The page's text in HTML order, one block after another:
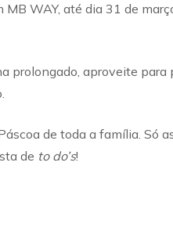
MB WAY, até dia 31 de
prolongado, aproveite
de toda a família. Só
de to do’s!